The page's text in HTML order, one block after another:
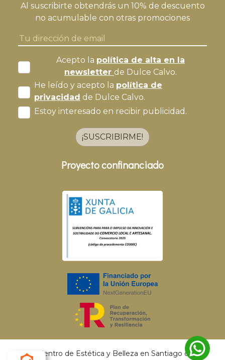
Al suscribirte obtendrás un 10% de descuento
no acumulable con otras promociones
Acepto la política de alta en la
newsletter de Dulce Calvo.
He leído y acepto la política de
privacidad de Dulce Calvo.
Estoy interesado en recibir publicidad.
¡SUSCRIBIRME!
Proyecto confinanciado
© 2026 Centro de Estética y Belleza en Santiago de